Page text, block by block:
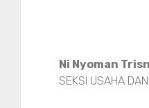
Ni Nyoman
SEKSI USAHA